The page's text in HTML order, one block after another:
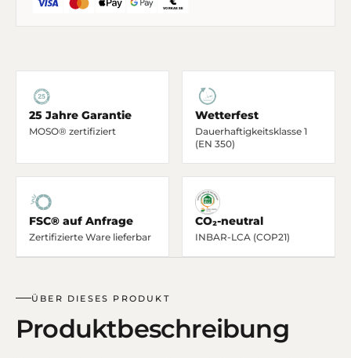
25 Jahre Garantie
MOSO® zertifiziert
Wetterfest
Dauerhaftigkeitsklasse 1
(EN 350)
FSC® auf Anfrage
Zertifizierte Ware lieferbar
CO₂-neutral
INBAR-LCA (COP21)
ÜBER DIESES PRODUKT
Produktbeschreibung